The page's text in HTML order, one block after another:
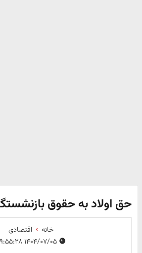
حق اولاد به حقوق
خانه
اقتصادی
۱۴۰۴/۰۷/۰۵ ۰۹:۵۵:۲۸